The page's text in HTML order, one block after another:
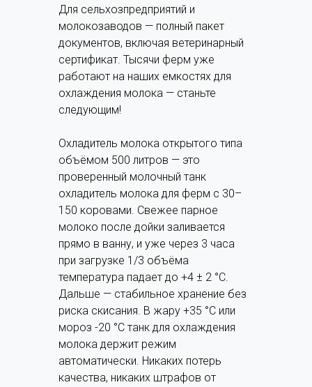
Для сельхозпредприятий и
молокозаводов — полный пакет
документов, включая ветеринарный
сертификат. Тысячи ферм уже
работают на наших емкостях для
охлаждения молока — станьте
следующим!
Охладитель молока открытого типа
объёмом 500 литров — это
проверенный молочный танк
охладитель молока для ферм с 30–
150 коровами. Свежее парное
молоко после дойки заливается
прямо в ванну, и уже через 3 часа
при загрузке 1/3 объёма
температура падает до +4 ± 2 °C.
Дальше — стабильное хранение без
риска скисания. В жару +35 °C или
мороз -20 °C танк для охлаждения
молока держит режим
автоматически. Никаких потерь
качества, никаких штрафов от